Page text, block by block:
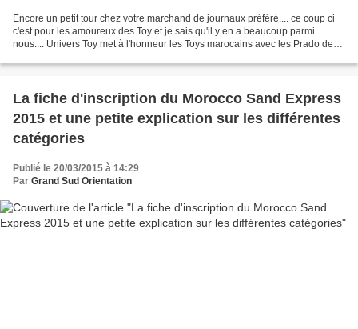
Encore un petit tour chez votre marchand de journaux préféré.... ce coup ci
c'est pour les amoureux des Toy et je sais qu'il y en a beaucoup parmi
nous.... Univers Toy met à l'honneur les Toys marocains avec les Prado de
La fiche d'inscription du Morocco Sand Express
2015 et une petite explication sur les différentes
catégories
Publié le 20/03/2015 à 14:29
Par Grand Sud Orientation